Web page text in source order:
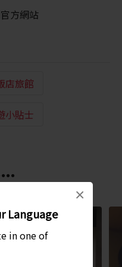
Language
in one of
×
方網站
店旅館
小貼士